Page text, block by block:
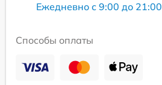
Ежедневно с 9:00 до 21:00
Способы оплаты